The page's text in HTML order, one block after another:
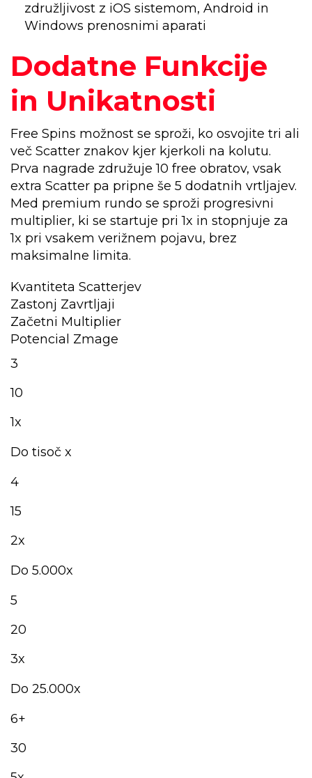
združljivost z iOS sistemom, Android in
Windows prenosnimi aparati
Dodatne Funkcije
in Unikatnosti
Free Spins možnost se sproži, ko osvojite tri ali
več Scatter znakov kjer kjerkoli na kolutu.
Prva nagrade združuje 10 free obratov, vsak
extra Scatter pa pripne še 5 dodatnih vrtljajev.
Med premium rundo se sproži progresivni
multiplier, ki se startuje pri 1x in stopnjuje za
1x pri vsakem verižnem pojavu, brez
maksimalne limita.
Kvantiteta Scatterjev
Zastonj Zavrtljaji
Začetni Multiplier
Potencial Zmage
3
10
1x
Do tisoč x
4
15
2x
Do 5.000x
5
20
3x
Do 25.000x
6+
30